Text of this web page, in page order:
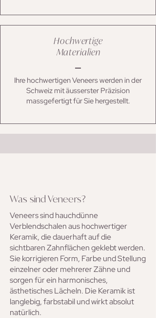
Hochwertige
Materialien
Ihre hochwertigen Veneers werden in der
Schweiz mit äusserster Präzision
massgefertigt für Sie hergestellt.
Was sind Veneers?
Veneers sind hauchdünne
Verblendschalen aus hochwertiger
Keramik, die dauerhaft auf die
sichtbaren Zahnflächen geklebt werden.
Sie korrigieren Form, Farbe und Stellung
einzelner oder mehrerer Zähne und
sorgen für ein harmonisches,
ästhetisches Lächeln. Die Keramik ist
langlebig, farbstabil und wirkt absolut
natürlich.